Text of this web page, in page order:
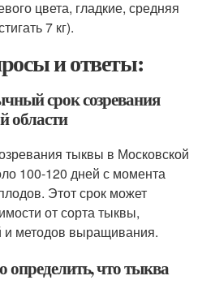
цвета, гладкие, средняя
7 кг).
и ответы:
срок созревания
области
тыквы в Московской
100-120 дней с момента
Этот срок может
от сорта тыквы,
и методов выращивания.
что тыква